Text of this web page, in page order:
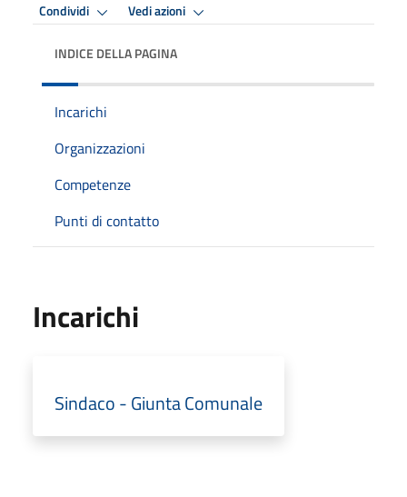
Condividi Vedi azioni
INDICE DELLA PAGINA
Incarichi
Organizzazioni
Competenze
Punti di contatto
Incarichi
Sindaco - Giunta Comunale